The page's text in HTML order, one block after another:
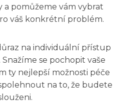
a pomůžeme vám vybrat
váš konkrétní problém.
na individuální přístup
se pochopit vaše
ty nejlepší možnosti péče
na to, že budete